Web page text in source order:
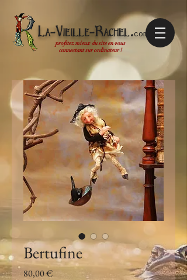
La-Vieille-Rachel.com
profitez mieux du site en vous
connectant sur ordinateur !
Bertufine
80,00 €Prix